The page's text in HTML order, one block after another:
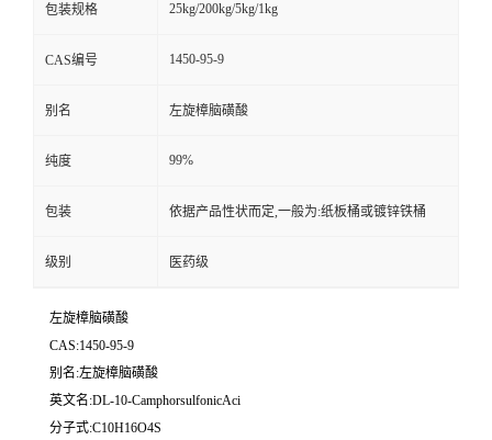
包装规格 25kg/200kg/5kg/1kg
CAS编号 1450-95-9
别名 左旋樟脑磺酸
纯度 99%
包装 依据产品性状而定,一般为:纸板桶或镀锌铁桶
级别 医药级
左旋樟脑磺酸
CAS:1450-95-9
别名:左旋樟脑磺酸
英文名:DL-10-CamphorsulfonicAci
分子式:C10H16O4S